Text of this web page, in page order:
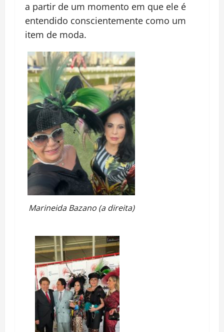
a partir de um momento em que ele é
entendido conscientemente como um
item de moda.
Marineida Bazano (a direita)